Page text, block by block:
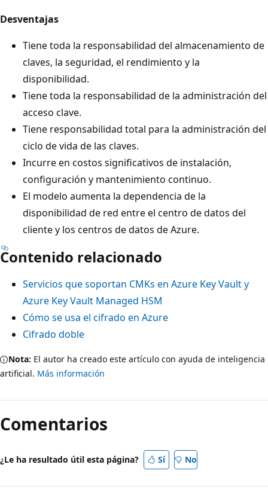
Desventajas
Tiene toda la responsabilidad del almacenamiento de
claves, la seguridad, el rendimiento y la
disponibilidad.
Tiene toda la responsabilidad de la administración del
acceso clave.
Tiene responsabilidad total para la administración del
ciclo de vida de las claves.
Incurre en costos significativos de instalación,
configuración y mantenimiento continuo.
El modelo aumenta la dependencia de la
disponibilidad de red entre el centro de datos del
cliente y los centros de datos de Azure.
Contenido relacionado
Servicios que soportan CMKs en Azure Key Vault y
Azure Key Vault Managed HSM
Cómo se usa el cifrado en Azure
Cifrado doble
Nota: El autor ha creado este artículo con ayuda de inteligencia
artificial. Más información
Comentarios
¿Le ha resultado útil esta página? Sí No